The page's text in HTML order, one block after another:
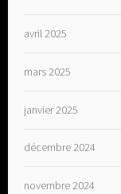
avril 2025
mars 2025
janvier 2025
décembre 2024
novembre 2024